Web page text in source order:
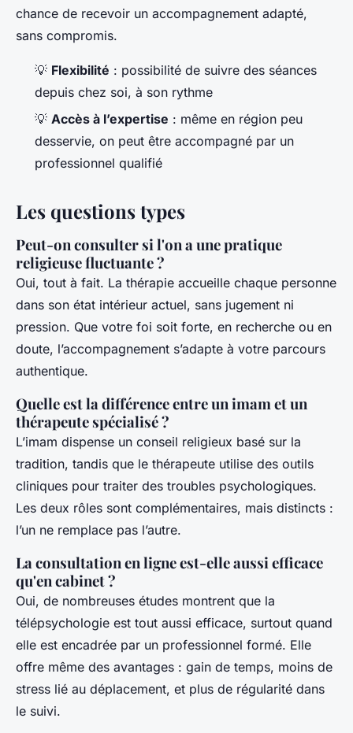
chance de recevoir un accompagnement adapté,
sans compromis.
💡 Flexibilité : possibilité de suivre des séances
depuis chez soi, à son rythme
💡 Accès à l’expertise : même en région peu
desservie, on peut être accompagné par un
professionnel qualifié
Les questions types
Peut-on consulter si l'on a une pratique
religieuse fluctuante ?
Oui, tout à fait. La thérapie accueille chaque personne
dans son état intérieur actuel, sans jugement ni
pression. Que votre foi soit forte, en recherche ou en
doute, l’accompagnement s’adapte à votre parcours
authentique.
Quelle est la différence entre un imam et un
thérapeute spécialisé ?
L’imam dispense un conseil religieux basé sur la
tradition, tandis que le thérapeute utilise des outils
cliniques pour traiter des troubles psychologiques.
Les deux rôles sont complémentaires, mais distincts :
l’un ne remplace pas l’autre.
La consultation en ligne est-elle aussi efficace
qu'en cabinet ?
Oui, de nombreuses études montrent que la
télépsychologie est tout aussi efficace, surtout quand
elle est encadrée par un professionnel formé. Elle
offre même des avantages : gain de temps, moins de
stress lié au déplacement, et plus de régularité dans
le suivi.